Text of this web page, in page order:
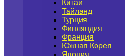
Китай
Тайланд
Турция
Финляндия
Франция
Южная Корея
Япония